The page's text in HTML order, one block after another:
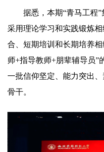
据悉，本期“青马工程”
采用理论学习和实践锻炼
合、短期培训和长期培养
师+指导教师+朋辈辅导员”
一批信仰坚定、能力突出
骨干。